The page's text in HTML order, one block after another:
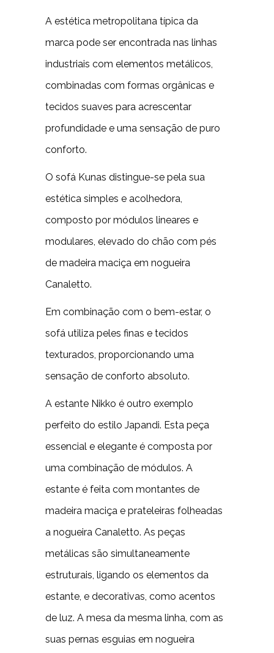
A estética metropolitana típica da
marca pode ser encontrada nas linhas
industriais com elementos metálicos,
combinadas com formas orgânicas e
tecidos suaves para acrescentar
profundidade e uma sensação de puro
conforto.
O sofá Kunas distingue-se pela sua
estética simples e acolhedora,
composto por módulos lineares e
modulares, elevado do chão com pés
de madeira maciça em nogueira
Canaletto.
Em combinação com o bem-estar, o
sofá utiliza peles finas e tecidos
texturados, proporcionando uma
sensação de conforto absoluto.
A estante Nikko é outro exemplo
perfeito do estilo Japandi. Esta peça
essencial e elegante é composta por
uma combinação de módulos. A
estante é feita com montantes de
madeira maciça e prateleiras folheadas
a nogueira Canaletto. As peças
metálicas são simultaneamente
estruturais, ligando os elementos da
estante, e decorativas, como acentos
de luz. A mesa da mesma linha, com as
suas pernas esguias em nogueira